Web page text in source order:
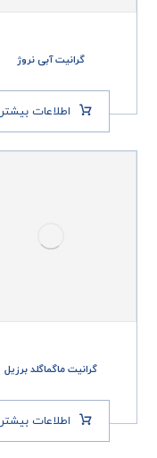
گرانیت آبی نروژ
اطلاعات بیشتر
گرانیت ماگما‌گلد برزیل
اطلاعات بیشتر